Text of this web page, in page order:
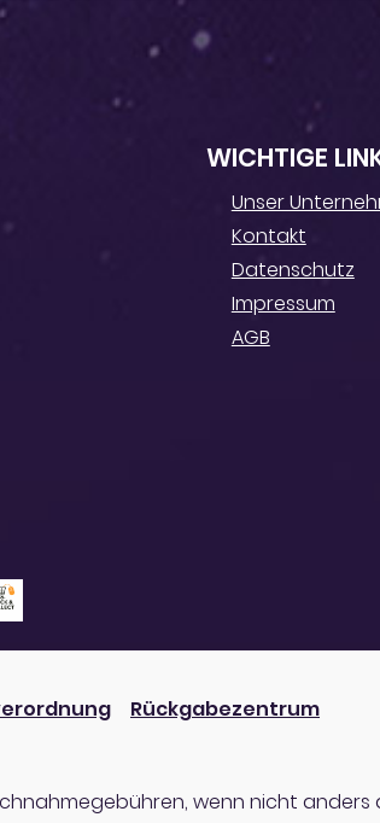
WICHTIGE
Unser
Kontakt
Datenschutz
Impressum
AGB
Rückgabezentrum
wenn nicht anders